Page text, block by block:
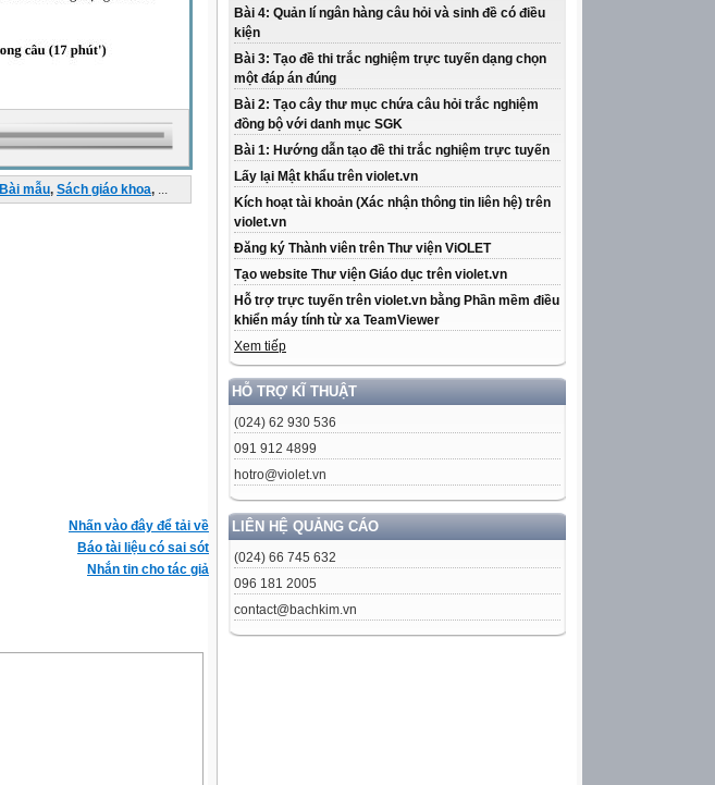
Bài 4: Quản lí ngân hàng câu hỏi và sinh đề có điều
kiện
Bài 3: Tạo đề thi trắc nghiệm trực tuyến dạng chọn
một đáp án đúng
Bài 2: Tạo cây thư mục chứa câu hỏi trắc nghiệm
đồng bộ với danh mục SGK
Bài 1: Hướng dẫn tạo đề thi trắc nghiệm trực tuyến
Lấy lại Mật khẩu trên violet.vn
Kích hoạt tài khoản (Xác nhận thông tin liên hệ) trên
violet.vn
Đăng ký Thành viên trên Thư viện ViOLET
Tạo website Thư viện Giáo dục trên violet.vn
Hỗ trợ trực tuyến trên violet.vn bằng Phần mềm điều
khiển máy tính từ xa TeamViewer
Xem tiếp
HỖ TRỢ KĨ THUẬT
(024) 62 930 536
091 912 4899
hotro@violet.vn
LIÊN HỆ QUẢNG CÁO
(024) 66 745 632
096 181 2005
contact@bachkim.vn
Bài mẫu, Sách giáo khoa, ...
Nhấn vào đây để tải về
Báo tài liệu có sai sót
Nhắn tin cho tác giả